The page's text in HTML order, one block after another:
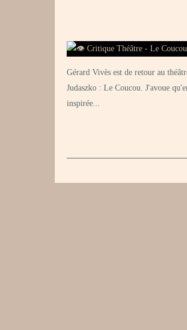
Gérard Vivès est de retour au
Judaszko : Le Coucou. J'avoue
inspirée...